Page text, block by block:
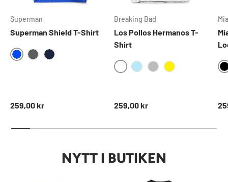
Superman
Superman Shield T-Shirt
BLUEDARKGREY
NAVY
Ordinarie pris
259,00 kr
Breaking Bad
Los Pollos Hermanos T-
Shirt
WHITESKYBLUEHEATHERGREY
YELLOW
Ordinarie pris
259,00 kr
NYTT I BUTIKEN